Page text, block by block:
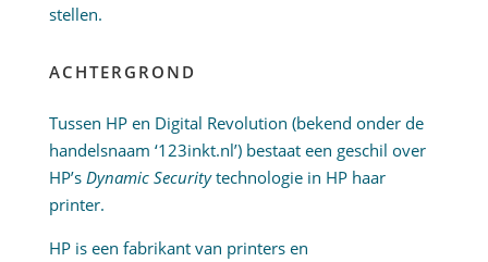
stellen.
ACHTERGROND
Tussen HP en Digital Revolution (bekend onder de
handelsnaam ‘123inkt.nl’) bestaat een geschil over
HP’s Dynamic Securitytechnologie in HP haar
printer.
HP is een fabrikant van printers en